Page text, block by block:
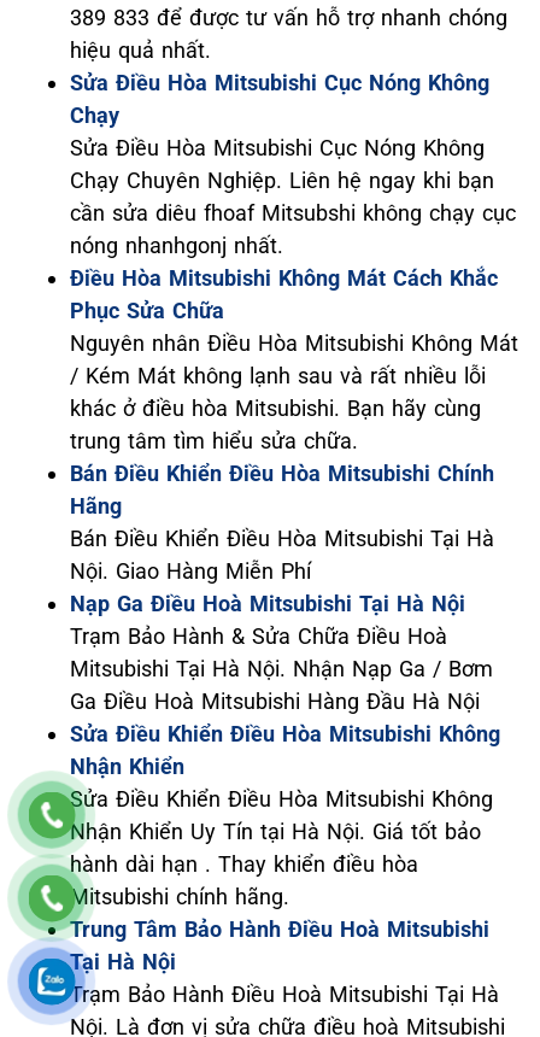
389 833 để được tư vấn hỗ trợ nhanh chóng
hiệu quả nhất.
Sửa Điều Hòa Mitsubishi Cục Nóng Không
Chạy
Sửa Điều Hòa Mitsubishi Cục Nóng Không
Chạy Chuyên Nghiệp. Liên hệ ngay khi bạn
cần sửa diêu fhoaf Mitsubshi không chạy cục
nóng nhanhgonj nhất.
Điều Hòa Mitsubishi Không Mát Cách Khắc
Phục Sửa Chữa
Nguyên nhân Điều Hòa Mitsubishi Không Mát
/ Kém Mát không lạnh sau và rất nhiều lỗi
khác ở điều hòa Mitsubishi. Bạn hãy cùng
trung tâm tìm hiểu sửa chữa.
Bán Điều Khiển Điều Hòa Mitsubishi Chính
Hãng
Bán Điều Khiển Điều Hòa Mitsubishi Tại Hà
Nội. Giao Hàng Miễn Phí
Nạp Ga Điều Hoà Mitsubishi Tại Hà Nội
Trạm Bảo Hành & Sửa Chữa Điều Hoà
Mitsubishi Tại Hà Nội. Nhận Nạp Ga / Bơm
Ga Điều Hoà Mitsubishi Hàng Đầu Hà Nội
Sửa Điều Khiển Điều Hòa Mitsubishi Không
Nhận Khiển
Sửa Điều Khiển Điều Hòa Mitsubishi Không
Nhận Khiển Uy Tín tại Hà Nội. Giá tốt bảo
hành dài hạn . Thay khiển điều hòa
Mitsubishi chính hãng.
Trung Tâm Bảo Hành Điều Hoà Mitsubishi
Tại Hà Nội
Trạm Bảo Hành Điều Hoà Mitsubishi Tại Hà
Nội. Là đơn vị sửa chữa điều hoà Mitsubishi